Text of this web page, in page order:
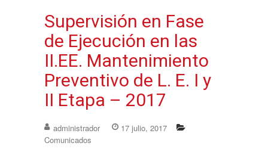
Supervisión en Fase
de Ejecución en las
II.EE. Mantenimiento
Preventivo de L. E. I y
II Etapa – 2017
administrador
17 julio, 2017
Comunicados